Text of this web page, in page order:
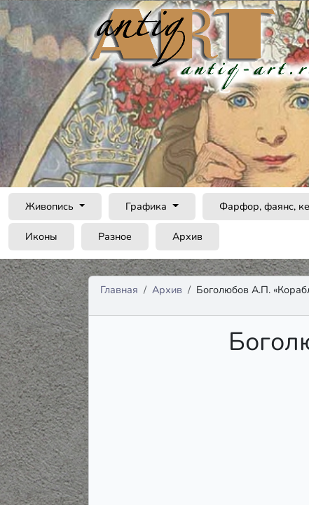
Живопись Графика Фарфор, фаянс,
Иконы Разное Архив
Главная Архив Боголюбов А.П.